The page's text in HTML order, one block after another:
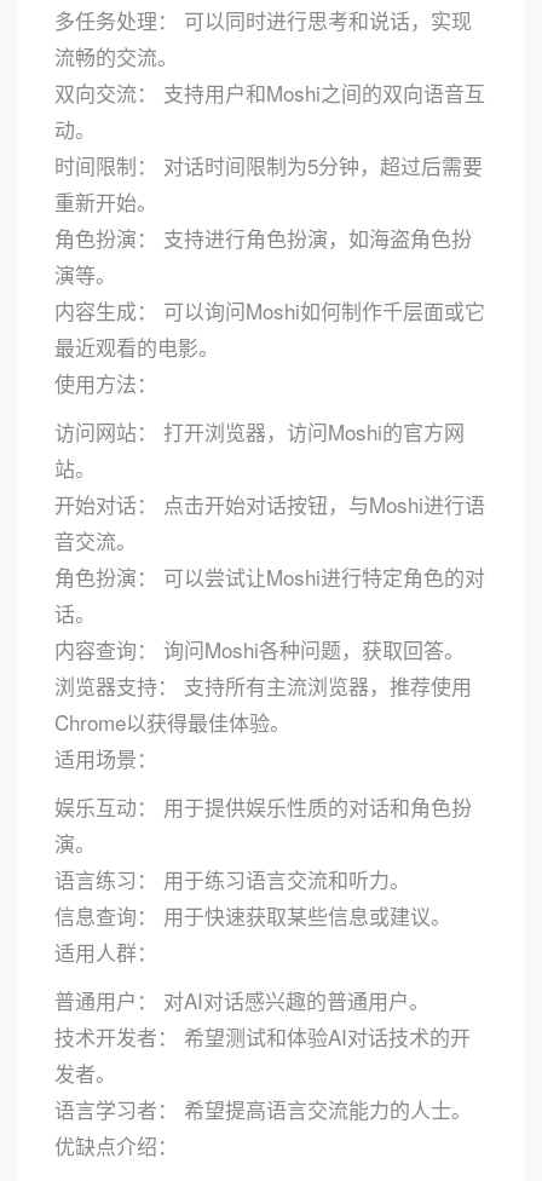
多任务处理： 可以同时进行思考和说话，实现
流畅的交流。
双向交流： 支持用户和Moshi之间的双向语音互
动。
时间限制： 对话时间限制为5分钟，超过后需要
重新开始。
角色扮演： 支持进行角色扮演，如海盗角色扮
演等。
内容生成： 可以询问Moshi如何制作千层面或它
最近观看的电影。
使用方法：
访问网站： 打开浏览器，访问Moshi的官方网
站。
开始对话： 点击开始对话按钮，与Moshi进行语
音交流。
角色扮演： 可以尝试让Moshi进行特定角色的对
话。
内容查询： 询问Moshi各种问题，获取回答。
浏览器支持： 支持所有主流浏览器，推荐使用
Chrome以获得最佳体验。
适用场景：
娱乐互动： 用于提供娱乐性质的对话和角色扮
演。
语言练习： 用于练习语言交流和听力。
信息查询： 用于快速获取某些信息或建议。
适用人群：
普通用户： 对AI对话感兴趣的普通用户。
技术开发者： 希望测试和体验AI对话技术的开
发者。
语言学习者： 希望提高语言交流能力的人士。
优缺点介绍：